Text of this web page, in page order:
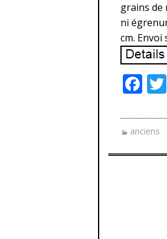
grains de
ni
cm. Envoi
F
e
b
o
anciens